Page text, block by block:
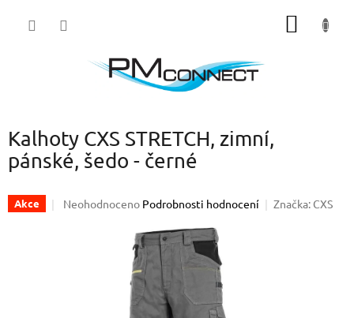
Kalhoty CXS STRETCH, zimní,
pánské, šedo - černé
Akce
Průměrné
Neohodnoceno Podrobnosti hodnocení Značka: CXS